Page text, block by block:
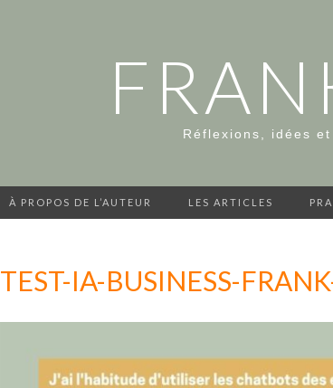
Réflexions, idées
À PROPOS DE L’AUTEUR LES ARTICLES
TEST-IA-BUSINESS-